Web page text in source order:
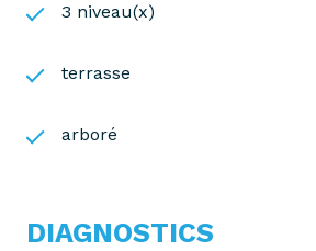
3 niveau(x)
terrasse
arboré
DIAGNOSTICS